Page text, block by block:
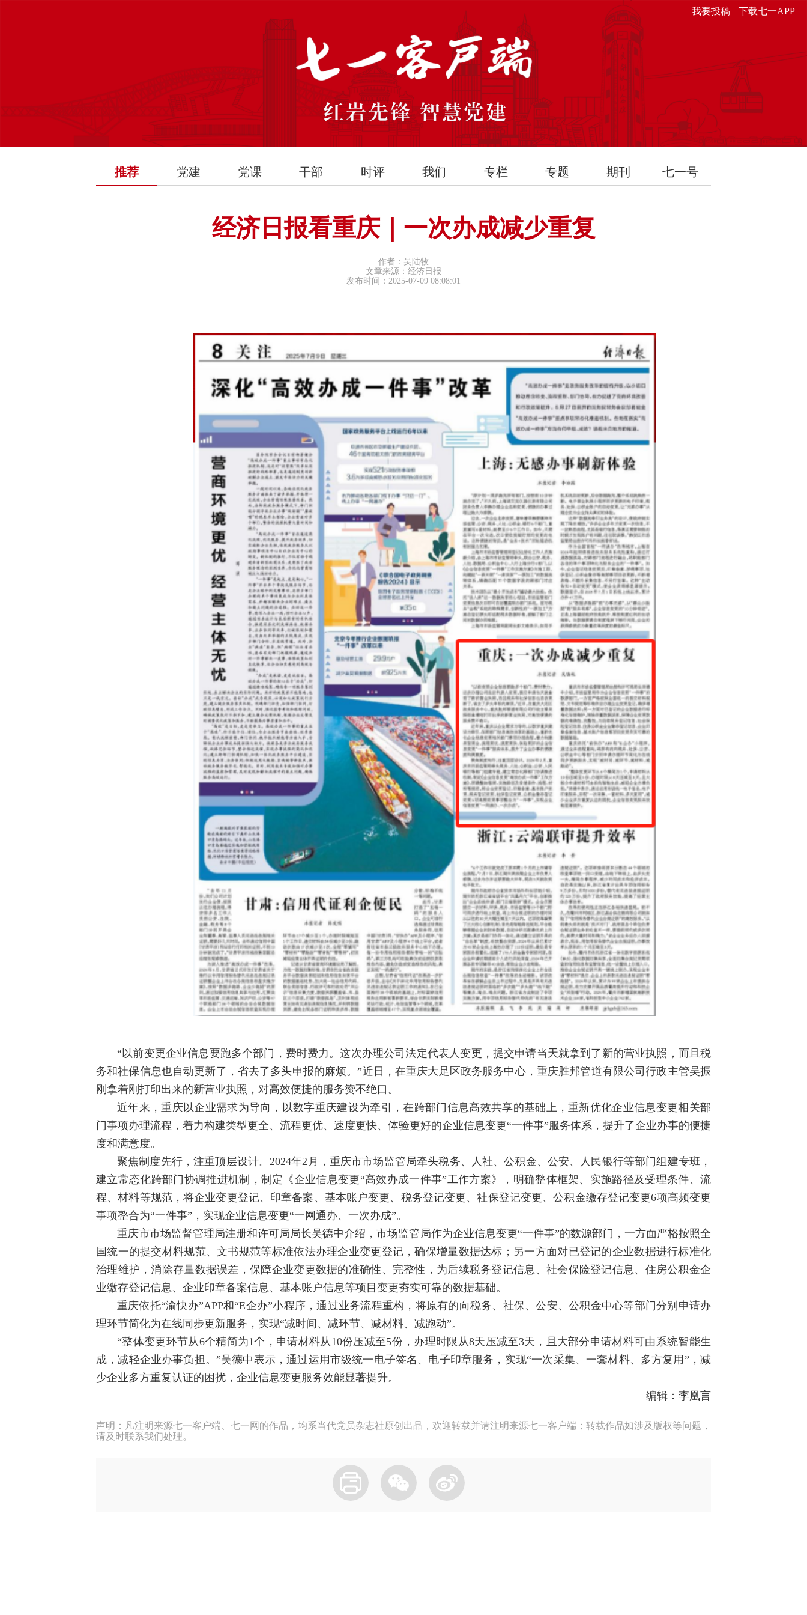
我要投稿 下载七一APP
推荐 党建 党课 干部 时评 我们 专栏 专题 期刊 七一号
经济日报看重庆｜一次办成减少重复
作者：吴陆牧
文章来源：经济日报
发布时间：2025-07-09 08:08:01
“以前变更企业信息要跑多个部门，费时费力。这次办理公司法定代表人变更，提交申请当天就拿到了新的营业执照，而且税
务和社保信息也自动更新了，省去了多头申报的麻烦。”近日，在重庆大足区政务服务中心，重庆胜邦管道有限公司行政主管吴振
刚拿着刚打印出来的新营业执照，对高效便捷的服务赞不绝口。
近年来，重庆以企业需求为导向，以数字重庆建设为牵引，在跨部门信息高效共享的基础上，重新优化企业信息变更相关部
门事项办理流程，着力构建类型更全、流程更优、速度更快、体验更好的企业信息变更“一件事”服务体系，提升了企业办事的便捷
度和满意度。
聚焦制度先行，注重顶层设计。2024年2月，重庆市市场监管局牵头税务、人社、公积金、公安、人民银行等部门组建专班，
建立常态化跨部门协调推进机制，制定《企业信息变更“高效办成一件事”工作方案》，明确整体框架、实施路径及受理条件、流
程、材料等规范，将企业变更登记、印章备案、基本账户变更、税务登记变更、社保登记变更、公积金缴存登记变更6项高频变更
事项整合为“一件事”，实现企业信息变更“一网通办、一次办成”。
重庆市市场监督管理局注册和许可局局长吴德中介绍，市场监管局作为企业信息变更“一件事”的数源部门，一方面严格按照全
国统一的提交材料规范、文书规范等标准依法办理企业变更登记，确保增量数据达标；另一方面对已登记的企业数据进行标准化
治理维护，消除存量数据误差，保障企业变更数据的准确性、完整性，为后续税务登记信息、社会保险登记信息、住房公积金企
业缴存登记信息、企业印章备案信息、基本账户信息等项目变更夯实可靠的数据基础。
重庆依托“渝快办”APP和“E企办”小程序，通过业务流程重构，将原有的向税务、社保、公安、公积金中心等部门分别申请办
理环节简化为在线同步更新服务，实现“减时间、减环节、减材料、减跑动”。
“整体变更环节从6个精简为1个，申请材料从10份压减至5份，办理时限从8天压减至3天，且大部分申请材料可由系统智能生
成，减轻企业办事负担。”吴德中表示，通过运用市级统一电子签名、电子印章服务，实现“一次采集、一套材料、多方复用”，减
少企业多方重复认证的困扰，企业信息变更服务效能显著提升。
编辑：李凰言
声明：凡注明来源七一客户端、七一网的作品，均系当代党员杂志社原创出品，欢迎转载并请注明来源七一客户端；转载作品如涉及版权等问题，
请及时联系我们处理。